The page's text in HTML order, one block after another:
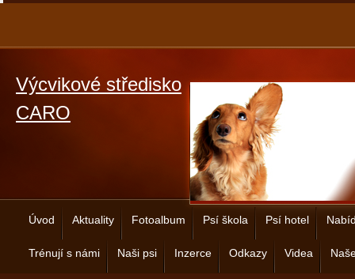
Výcvikové středisko
CARO
Úvod Aktuality Fotoalbum Psí škola Psí hotel
Trénují s námi Naši psi Inzerce Odkazy Videa